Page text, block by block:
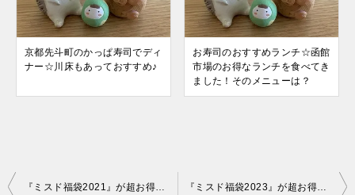
京都先斗町のかっぱ寿司でディ
ナー☆川床もあっておすすめ♪
お寿司のおすすめランチ☆函館
市場のお得なランチを食べてき
ました！そのメニューは？
投 『ミスド福袋2021』が超お得！内容紹介と3,300円福袋購入レビュー♪ 『ミスド福袋2023』が超お得！内容紹介と3,600円福袋購入レビュー♪